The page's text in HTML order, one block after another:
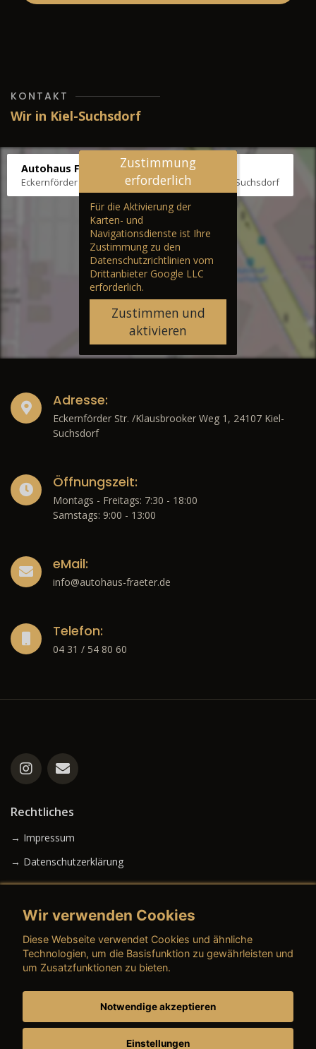
KONTAKT
Wir in Kiel-Suchsdorf
Autohaus Fräter
Eckernförder Str. /Klausbrooker Weg 1, 24107 Kiel-Suchsdorf
Zustimmung
erforderlich
Für die Aktivierung der
Karten- und
Navigationsdienste ist Ihre
Zustimmung zu den
Datenschutzrichtlinien vom
Drittanbieter Google LLC
erforderlich.
Zustimmen und
aktivieren
Adresse:
Eckernförder Str. /Klausbrooker Weg 1, 24107 Kiel-
Suchsdorf
Öffnungszeit:
Montags - Freitags: 7:30 - 18:00
Samstags: 9:00 - 13:00
eMail:
info@autohaus-fraeter.de
Telefon:
04 31 / 54 80 60
Rechtliches
→ Impressum
→ Datenschutzerklärung
→ AGB (Gebrauchtwagen)
→ AGB (Teile & Zubehör)
→ AGB (Dienstleistungen)
Wir verwenden Cookies
Diese Webseite verwendet Cookies und ähnliche
Technologien, um die Basisfunktion zu gewährleisten und
um Zusatzfunktionen zu bieten.
Notwendige akzeptieren
Einstellungen